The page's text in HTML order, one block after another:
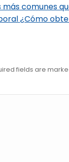
más comunes
¿Cómo
fields are